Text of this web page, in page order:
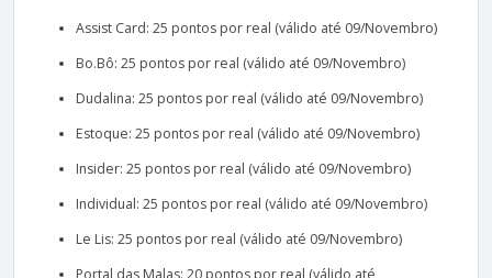
Assist Card: 25 pontos por real (válido até 09/Novembro)
Bo.Bô: 25 pontos por real (válido até 09/Novembro)
Dudalina: 25 pontos por real (válido até 09/Novembro)
Estoque: 25 pontos por real (válido até 09/Novembro)
Insider: 25 pontos por real (válido até 09/Novembro)
Individual: 25 pontos por real (válido até 09/Novembro)
Le Lis: 25 pontos por real (válido até 09/Novembro)
Portal das Malas: 20 pontos por real (válido até